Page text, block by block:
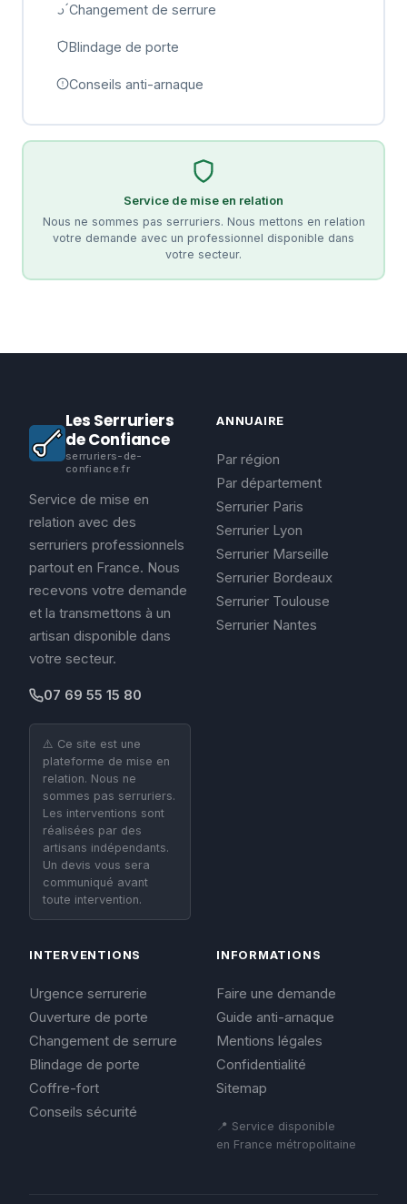
Changement de serrure
Blindage de porte
Conseils anti-arnaque
Service de mise en relation
Nous ne sommes pas serruriers. Nous mettons en relation
votre demande avec un professionnel disponible dans
votre secteur.
Les Serruriers
de Confiance
serruriers-de-
confiance.fr
Service de mise en
relation avec des
serruriers professionnels
partout en France. Nous
recevons votre demande
et la transmettons à un
artisan disponible dans
votre secteur.
07 69 55 15 80
⚠️ Ce site est une
plateforme de mise en
relation. Nous ne
sommes pas serruriers.
Les interventions sont
réalisées par des
artisans indépendants.
Un devis vous sera
communiqué avant
toute intervention.
ANNUAIRE
Par région
Par département
Serrurier Paris
Serrurier Lyon
Serrurier Marseille
Serrurier Bordeaux
Serrurier Toulouse
Serrurier Nantes
INTERVENTIONS
Urgence serrurerie
Ouverture de porte
Changement de serrure
Blindage de porte
Coffre-fort
Conseils sécurité
INFORMATIONS
Faire une demande
Guide anti-arnaque
Mentions légales
Confidentialité
Sitemap
📍 Service disponible
en France métropolitaine